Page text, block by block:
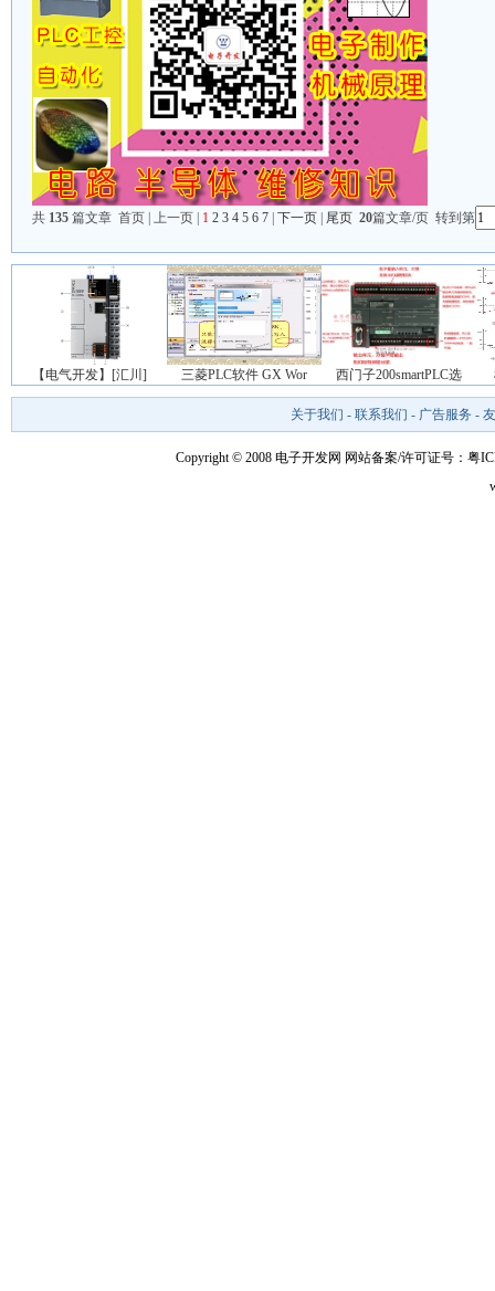
共 135 篇文章 首页 | 上一页 | 1 2 3 4 5 6 7 下一页 尾页 20篇文章/页 转到第
【电气开发】[汇川] 三菱PLC软件 GX Wor 西门子200smartPLC选
关于我们 - 联系我们 - 广告服务 -
Copyright © 2008 电子开发网 网站备案/许可证号：粤